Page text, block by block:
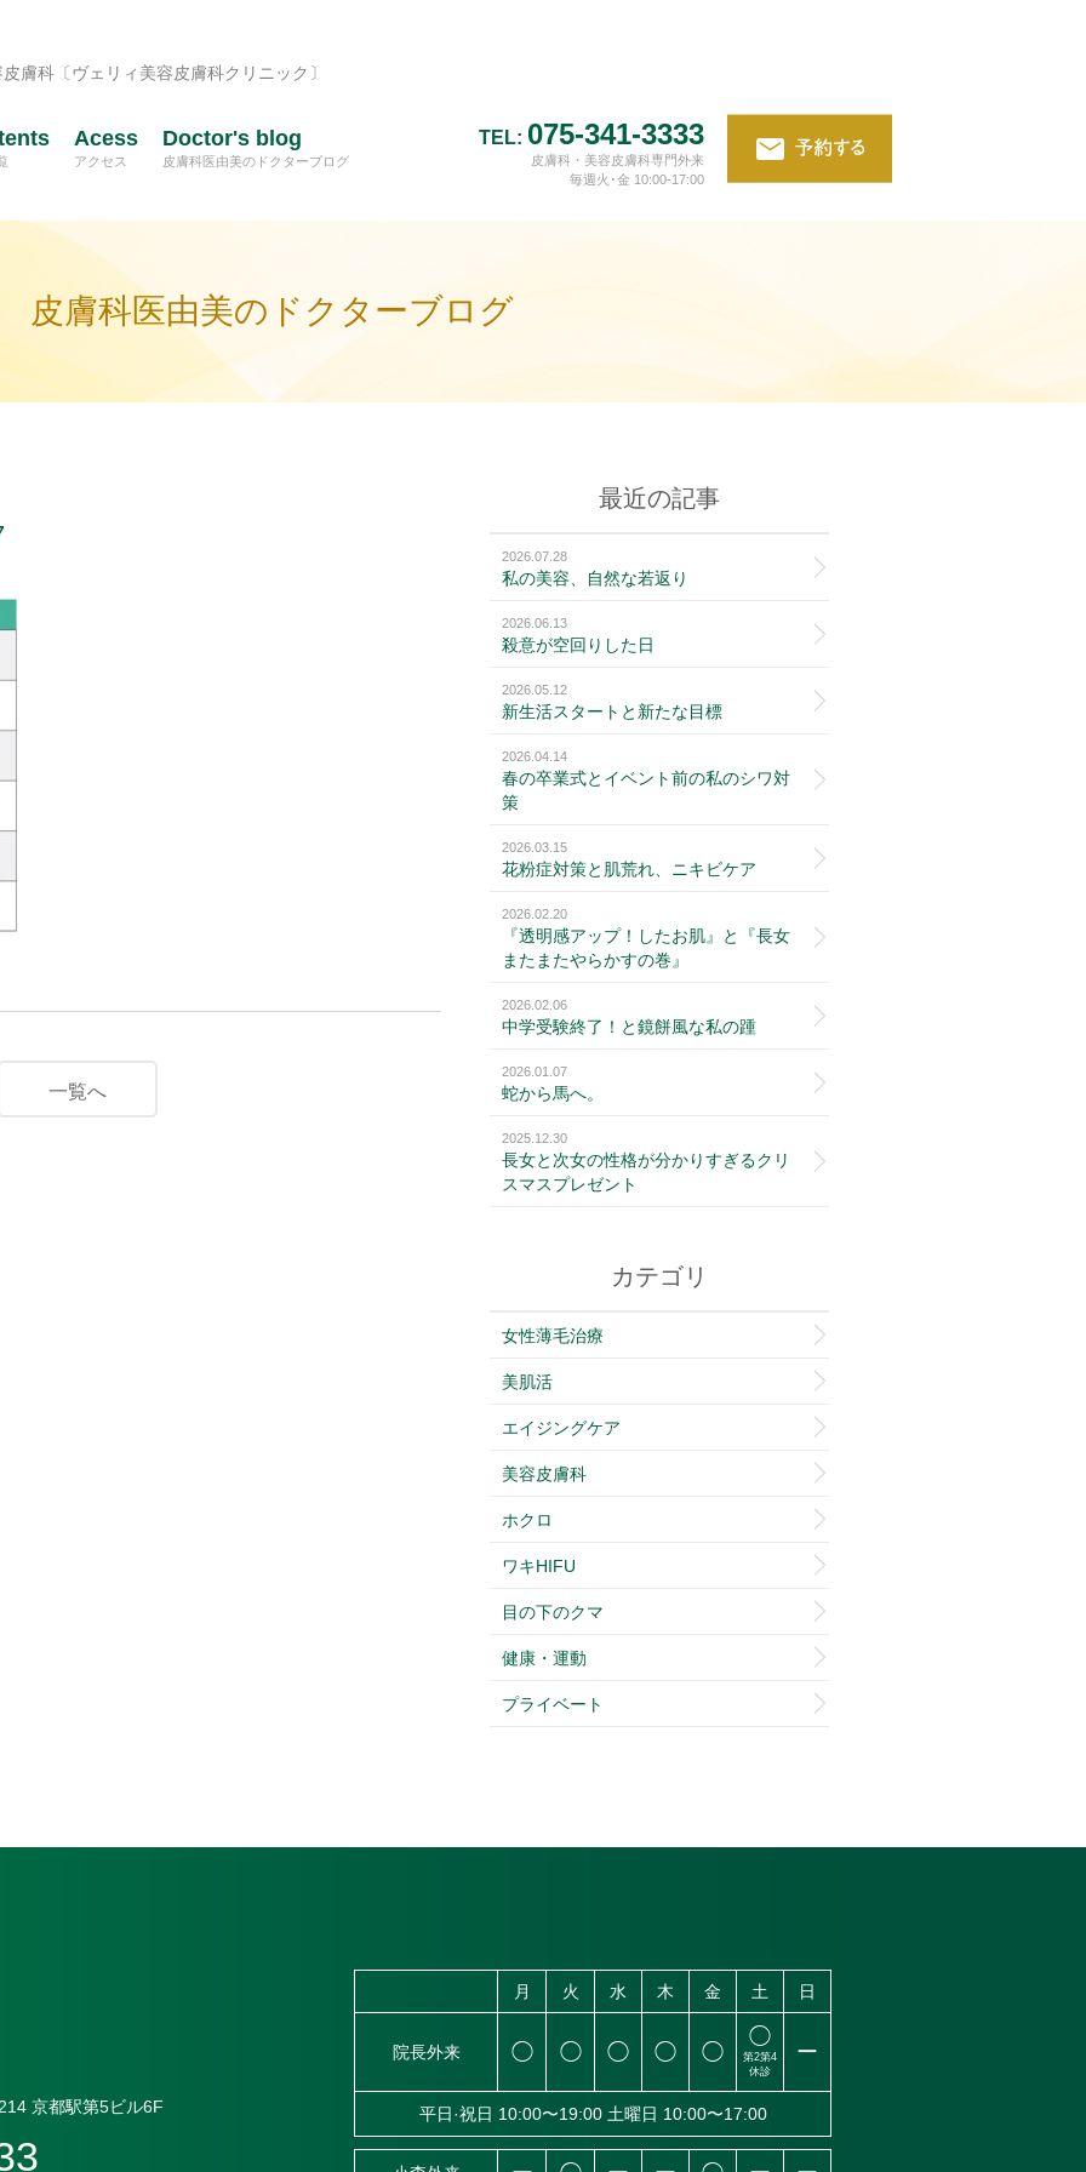
膚科〔ヴェリィ美容皮膚科クリニック〕
Acess
アクセス
Doctor's blog
皮膚科医由美のドクターブログ
TEL: 075-341-3333
皮膚科・美容皮膚科専門外来
毎週火･金 10:00-17:00
皮膚科医由美のドクターブログ
一覧へ
最近の記事
2026.07.28
私の美容、自然な若返り
2026.06.13
殺意が空回りした日
2026.05.12
新生活スタートと新たな目標
2026.04.14
春の卒業式とイベント前の私のシワ対
策
2026.03.15
花粉症対策と肌荒れ、ニキビケア
2026.02.20
『透明感アップ！したお肌』と『長女
またまたやらかすの巻』
2026.02.06
中学受験終了！と鏡餅風な私の踵
2026.01.07
蛇から馬へ。
2025.12.30
長女と次女の性格が分かりすぎるクリ
スマスプレゼント
カテゴリ
女性薄毛治療
美肌活
エイジングケア
美容皮膚科
ホクロ
ワキHIFU
目の下のクマ
健康・運動
プライベート
京都駅第5ビル6F
月 火 水 木 金 土 日
院長外来 ◯ ◯ ◯ ◯ ◯
◯
第2第4
休診
ー
平日·祝日 10:00〜19:00 土曜日 10:00〜17:00